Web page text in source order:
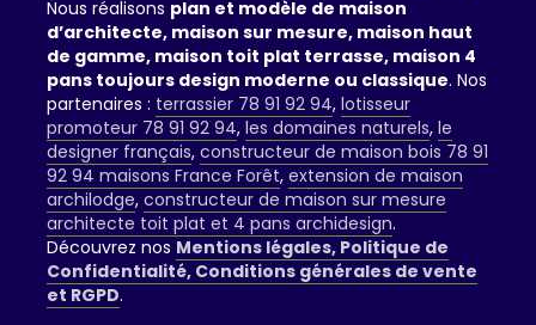
Nous réalisons plan et modèle de maison
d’architecte, maison sur mesure, maison haut
de gamme, maison toit plat terrasse, maison 4
pans toujours design moderne ou classique. Nos
partenaires : terrassier 78 91 92 94, lotisseur
promoteur 78 91 92 94, les domaines naturels, le
designer français, constructeur de maison bois 78 91
92 94 maisons France Forêt, extension de maison
archilodge, constructeur de maison sur mesure
architecte toit plat et 4 pans archidesign.
Découvrez nos Mentions légales, Politique de
Confidentialité, Conditions générales de vente
et RGPD.